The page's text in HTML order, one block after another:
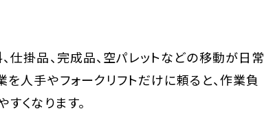
仕掛品、完成品、空パレットなどの移動が日常
人手やフォークリフトだけに頼ると、作業負
くなります。